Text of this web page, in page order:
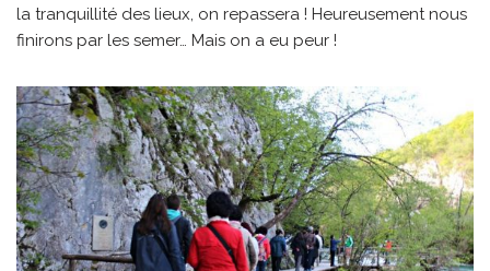
la tranquillité des lieux, on repassera ! Heureusement nous
finirons par les semer… Mais on a eu peur !